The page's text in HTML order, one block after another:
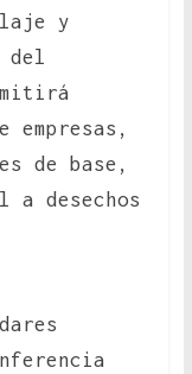
y
del
de base,
desechos